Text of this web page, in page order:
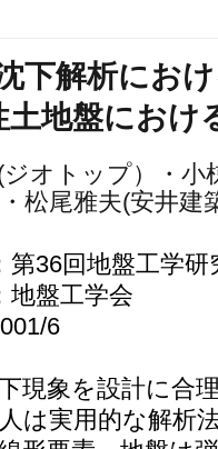
下解析にお
土地盤におけ
オトップ）・小
松尾雅夫(安井建
第36回地盤工学
地盤工学会
6
現象を設計に合
は実用的な解析